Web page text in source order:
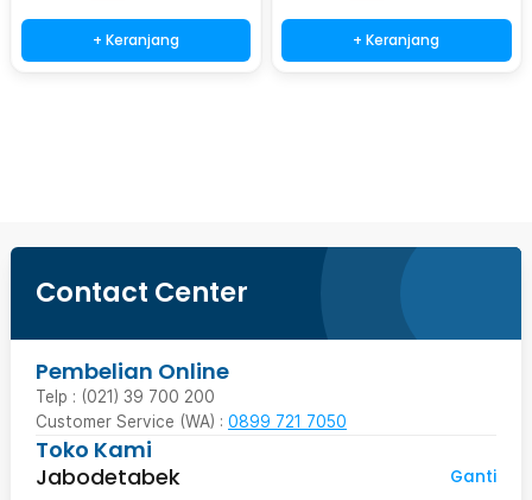
+ Keranjang + Keranjang
Contact Center
Pembelian Online
Telp : (021) 39 700 200
Customer Service (WA) : 0899 721 7050
Toko Kami
Jabodetabek
Ganti